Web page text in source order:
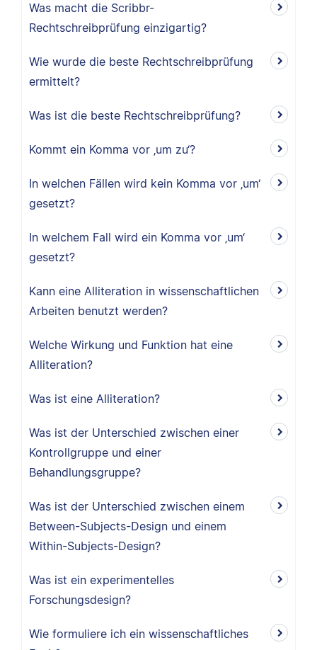
Was macht die Scribbr-
Rechtschreibprüfung einzigartig?
Wie wurde die beste Rechtschreibprüfung
ermittelt?
Was ist die beste Rechtschreibprüfung?
Kommt ein Komma vor ‚um zu‘?
In welchen Fällen wird kein Komma vor ‚um‘
gesetzt?
In welchem Fall wird ein Komma vor ‚um‘
gesetzt?
Kann eine Alliteration in wissenschaftlichen
Arbeiten benutzt werden?
Welche Wirkung und Funktion hat eine
Alliteration?
Was ist eine Alliteration?
Was ist der Unterschied zwischen einer
Kontrollgruppe und einer
Behandlungsgruppe?
Was ist der Unterschied zwischen einem
Between-Subjects-Design und einem
Within-Subjects-Design?
Was ist ein experimentelles
Forschungsdesign?
Wie formuliere ich ein wissenschaftliches